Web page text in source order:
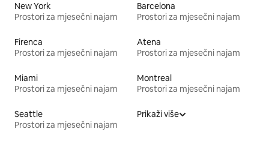
New York
Prostori za mjesečni najam
Barcelona
Prostori za mjesečni najam
Firenca
Prostori za mjesečni najam
Atena
Prostori za mjesečni najam
Miami
Prostori za mjesečni najam
Montreal
Prostori za mjesečni najam
Seattle
Prostori za mjesečni najam
Prikaži više